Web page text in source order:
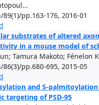
pp.163-176, 2016-01
substrates of altered
in a mouse model of
Tamura Makoto; Fénelon
86(3)/pp.680-695, 2015-05
and S-
targeting of PSD-95